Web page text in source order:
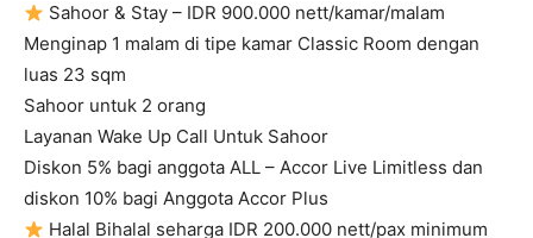
Sahoor & Stay – IDR 900.000 nett/kamar/malam
Menginap 1 malam di tipe kamar Classic Room dengan
luas 23 sqm
Sahoor untuk 2 orang
Layanan Wake Up Call Untuk Sahoor
Diskon 5% bagi anggota ALL – Accor Live Limitless dan
diskon 10% bagi Anggota Accor Plus
Halal Bihalal seharga IDR 200.000 nett/pax minimum